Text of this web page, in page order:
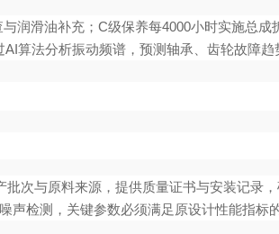
润滑油补充；C级保养每4000小时实施总
算法分析振动频谱，预测轴承、齿轮故障
批次与原料来源，提供质量证书与安装记录
声检测，关键参数必须满足原设计性能指标